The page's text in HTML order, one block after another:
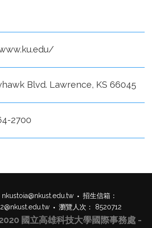
Blvd. Lawrence, KS 66045
2700
nkustoia@nkust.edu.tw
招生信箱：
瀏覽人次： 8520712
國立高雄科技大學國際事務處 -